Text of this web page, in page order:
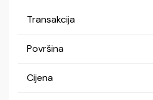
Transakcija
Površina
Cijena